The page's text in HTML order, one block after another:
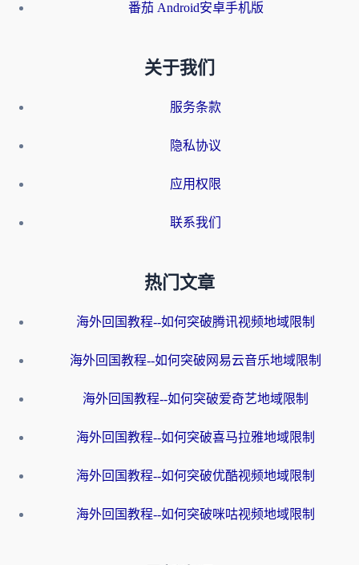
番茄 Android安卓手机版
关于我们
服务条款
隐私协议
应用权限
联系我们
热门文章
海外回国教程--如何突破腾讯视频地域限制
海外回国教程--如何突破网易云音乐地域限制
海外回国教程--如何突破爱奇艺地域限制
海外回国教程--如何突破喜马拉雅地域限制
海外回国教程--如何突破优酷视频地域限制
海外回国教程--如何突破咪咕视频地域限制